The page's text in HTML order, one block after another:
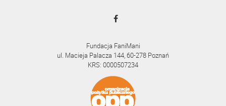
Fundacja FaniMani
ul. Macieja Palacza 144, 60-278 Poznań
KRS: 0000507234